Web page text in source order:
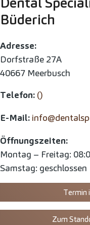
Büderich
Adresse:
Dorfstraße 27A
40667 Meerbusch
Telefon: ()
E-Mail:
Öffnungszeiten:
Montag – Freitag:
Samstag: geschlossen
Termin
Zum